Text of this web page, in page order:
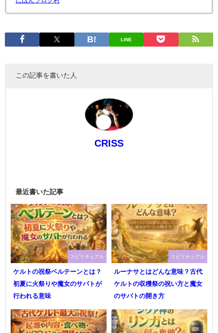
LINE
この記事を書いた人
CRISS
最近書いた記事
スピリチュアル
ケルトの祝祭ベルテーンとは？
初夏に火祭りや魔女のサバトが
行われる意味
スピリチュアル
ルーナサとはどんな意味？古代
ケルトの収穫祭の祝い方と魔女
のサバトの開き方